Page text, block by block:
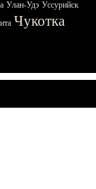
Улан-Удэ Уссурийск
Чукотка